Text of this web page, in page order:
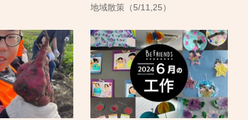
地域散策（5/11,25）